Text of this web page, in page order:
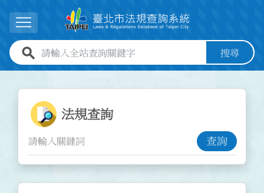
展開選單
全站查詢關鍵字欄位 搜尋
法規查詢功能
法規查詢
查詢